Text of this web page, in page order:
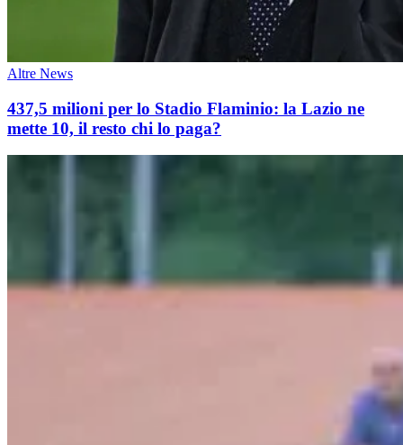
Altre News
437,5 milioni per lo Stadio Flaminio: la Lazio ne
mette 10, il resto chi lo paga?